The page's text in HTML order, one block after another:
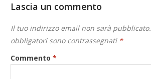
Lascia un commento
Il tuo indirizzo email non sarà pubblicato.
obbligatori sono contrassegnati *
Commento*